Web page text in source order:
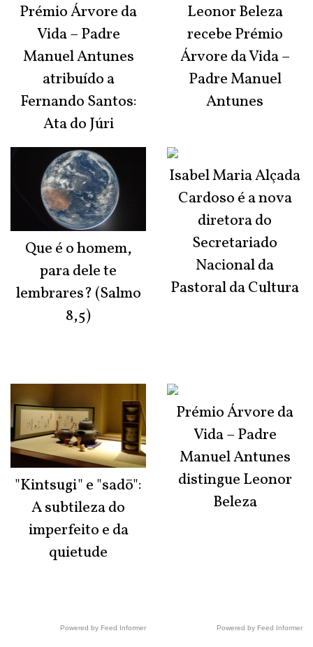
Prémio Árvore da
Vida – Padre
Manuel Antunes
atribuído a
Fernando Santos:
Ata do Júri
Que é o homem,
para dele te
lembrares? (Salmo
8,5)
"Kintsugi" e "sadō":
A subtileza do
imperfeito e da
quietude
Powered by Feed Informer
Leonor Beleza
recebe Prémio
Árvore da Vida –
Padre Manuel
Antunes
Isabel Maria Alçada
Cardoso é a nova
diretora do
Secretariado
Nacional da
Pastoral da Cultura
Prémio Árvore da
Vida – Padre
Manuel Antunes
distingue Leonor
Beleza
Powered by Feed Informer